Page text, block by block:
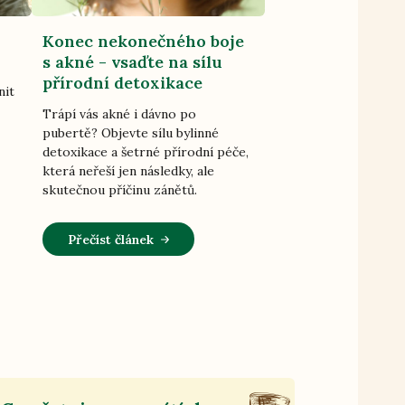
Konec nekonečného boje
s akné - vsaďte na sílu
přírodní detoxikace
Trápí vás akné i dávno po
pubertě? Objevte sílu bylinné
detoxikace a šetrné přírodní péče,
která neřeší jen následky, ale
skutečnou příčinu zánětů.
Přečíst článek